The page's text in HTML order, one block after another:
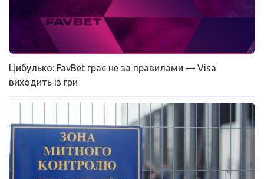
Цибулько: FavBet грає не за правилами — Visa
виходить із гри